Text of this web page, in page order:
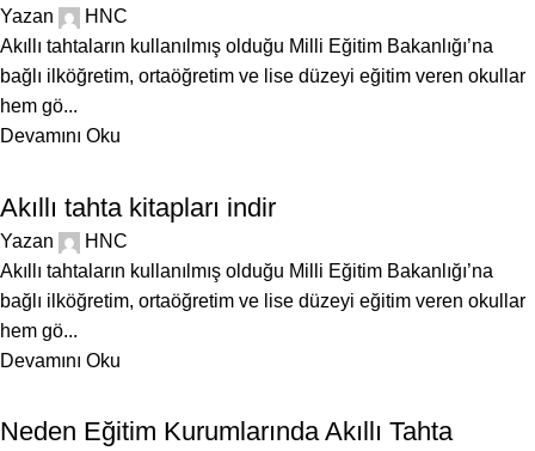
Yazan
HNC
Akıllı tahtaların kullanılmış olduğu Milli Eğitim Bakanlığı’na
bağlı ilköğretim, ortaöğretim ve lise düzeyi eğitim veren okullar
hem gö...
Devamını Oku
Akıllı tahta kitapları indir
Yazan
HNC
Akıllı tahtaların kullanılmış olduğu Milli Eğitim Bakanlığı’na
bağlı ilköğretim, ortaöğretim ve lise düzeyi eğitim veren okullar
hem gö...
Devamını Oku
Neden Eğitim Kurumlarında Akıllı Tahta